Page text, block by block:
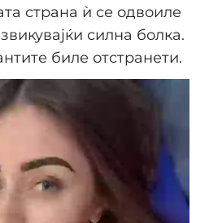
страна ѝ се одвоиле
силна болка.
биле отстранети.